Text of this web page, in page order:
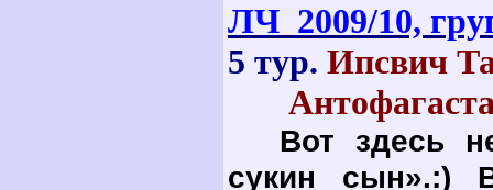
ЛЧ 2009/10,
5 тур. Ипсвич
Вот здесь
сукин сын».:)